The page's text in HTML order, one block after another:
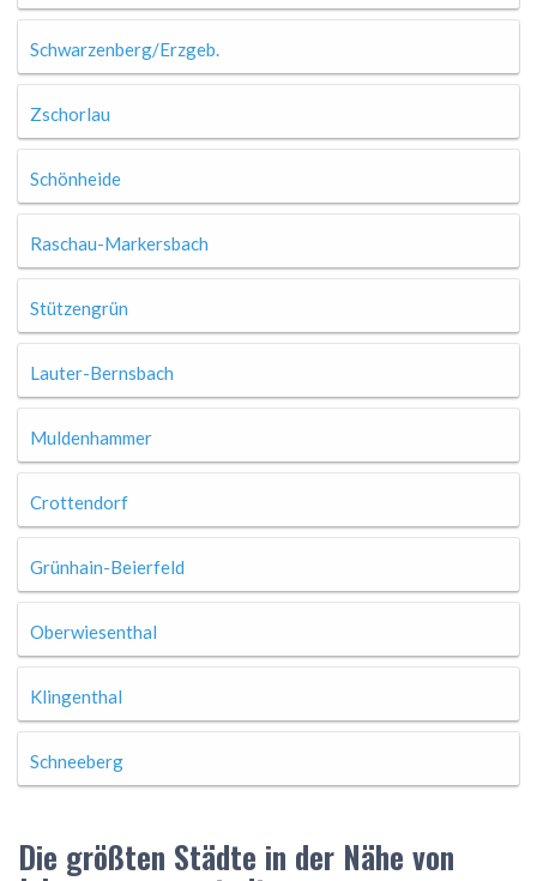
Schwarzenberg/Erzgeb.
Zschorlau
Schönheide
Raschau-Markersbach
Stützengrün
Lauter-Bernsbach
Muldenhammer
Crottendorf
Grünhain-Beierfeld
Oberwiesenthal
Klingenthal
Schneeberg
Die größten Städte in der Nähe von